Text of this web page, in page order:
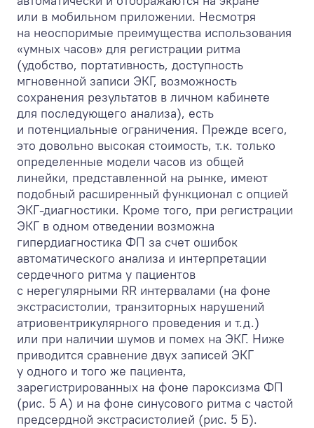
или в мобильном приложении. Несмотря
на неоспоримые преимущества использования
«умных часов» для регистрации ритма
(удобство, портативность, доступность
мгновенной записи ЭКГ, возможность
сохранения результатов в личном кабинете
для последующего анализа), есть
и потенциальные ограничения. Прежде всего,
это довольно высокая стоимость, т.к. только
определенные модели часов из общей
линейки, представленной на рынке, имеют
подобный расширенный функционал с опцией
ЭКГ-диагностики. Кроме того, при регистрации
ЭКГ в одном отведении возможна
гипердиагностика ФП за счет ошибок
автоматического анализа и интерпретации
сердечного ритма у пациентов
с нерегулярными RR интервалами (на фоне
экстрасистолии, транзиторных нарушений
атриовентрикулярного проведения и т.д.)
или при наличии шумов и помех на ЭКГ. Ниже
приводится сравнение двух записей ЭКГ
у одного и того же пациента,
зарегистрированных на фоне пароксизма ФП
(рис. 5 А) и на фоне синусового ритма с частой
предсердной экстрасистолией (рис. 5 Б).